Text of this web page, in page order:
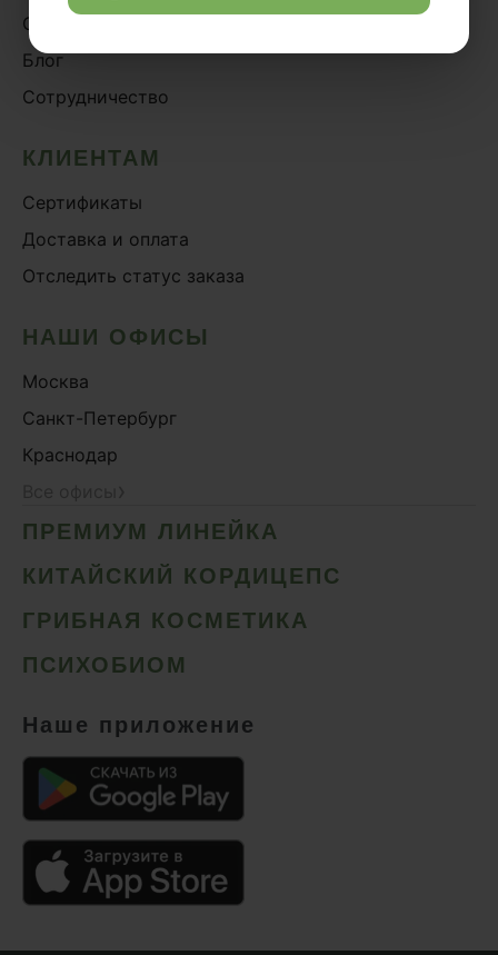
О проекте
Блог
Сотрудничество
КЛИЕНТАМ
Сертификаты
Доставка и оплата
Отследить статус заказа
НАШИ ОФИСЫ
Москва
Санкт-Петербург
Краснодар
ПРЕМИУМ ЛИНЕЙКА
КИТАЙСКИЙ КОРДИЦЕПС
ГРИБНАЯ КОСМЕТИКА
ПСИХОБИОМ
Наше приложение